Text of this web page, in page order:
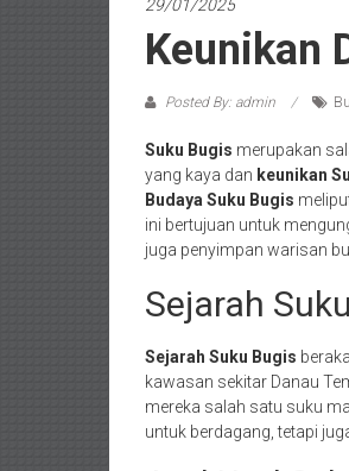
29/01/2025
Keunikan
Posted By: admin
Suku Bugis merupakan
yang kaya dan keunikan
Budaya Suku Bugis
ini bertujuan untuk
juga penyimpan warisan
Sejarah
Sejarah Suku Bugis
kawasan sekitar Danau
mereka salah satu suku
untuk berdagang, tetapi